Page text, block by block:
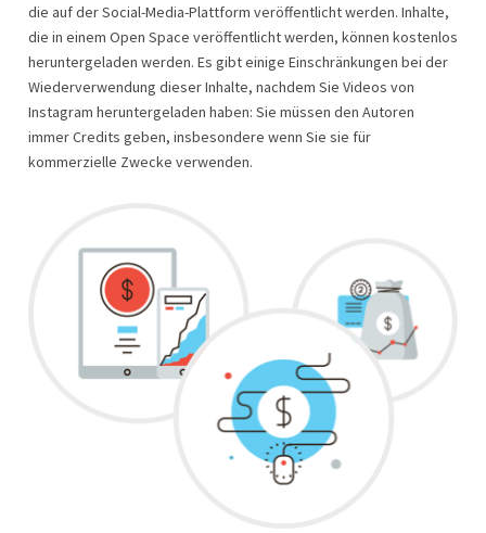
die auf der Social-Media-Plattform veröffentlicht werden. Inhalte,
die in einem Open Space veröffentlicht werden, können kostenlos
heruntergeladen werden. Es gibt einige Einschränkungen bei der
Wiederverwendung dieser Inhalte, nachdem Sie Videos von
Instagram heruntergeladen haben: Sie müssen den Autoren
immer Credits geben, insbesondere wenn Sie sie für
kommerzielle Zwecke verwenden.